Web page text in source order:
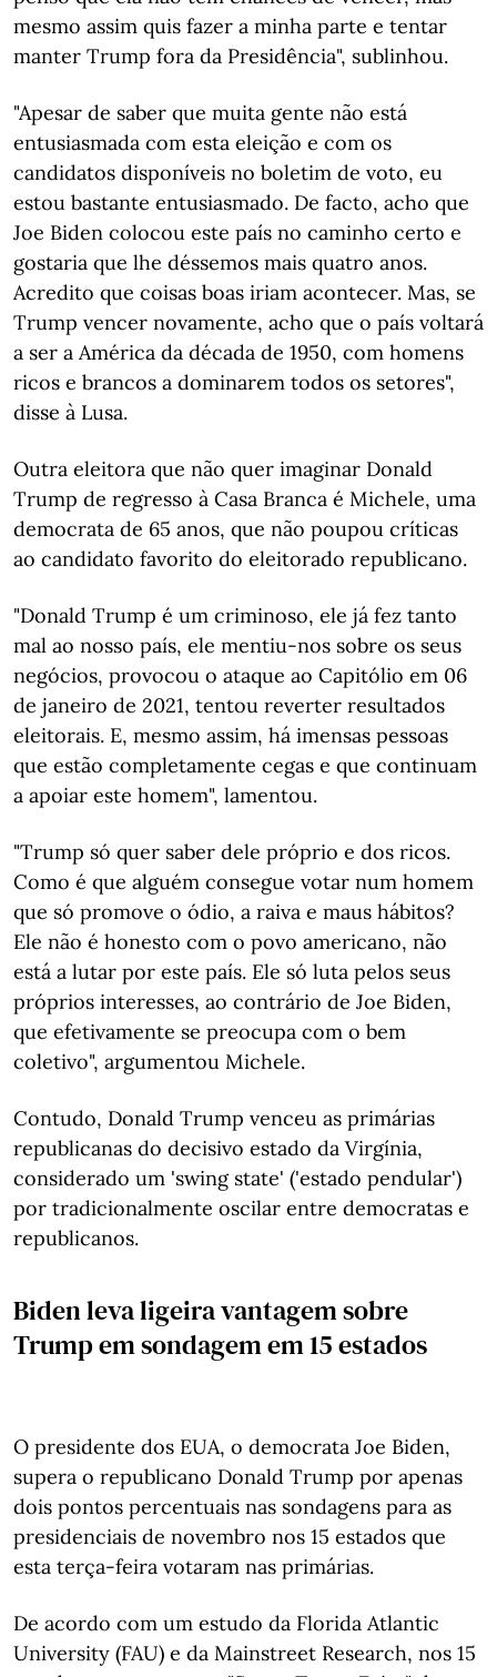
mesmo assim quis fazer a minha parte e tentar
manter Trump fora da Presidência", sublinhou.
"Apesar de saber que muita gente não está
entusiasmada com esta eleição e com os
candidatos disponíveis no boletim de voto, eu
estou bastante entusiasmado. De facto, acho que
Joe Biden colocou este país no caminho certo e
gostaria que lhe déssemos mais quatro anos.
Acredito que coisas boas iriam acontecer. Mas, se
Trump vencer novamente, acho que o país voltará
a ser a América da década de 1950, com homens
ricos e brancos a dominarem todos os setores",
disse à Lusa.
Outra eleitora que não quer imaginar Donald
Trump de regresso à Casa Branca é Michele, uma
democrata de 65 anos, que não poupou críticas
ao candidato favorito do eleitorado republicano.
"Donald Trump é um criminoso, ele já fez tanto
mal ao nosso país, ele mentiu-nos sobre os seus
negócios, provocou o ataque ao Capitólio em 06
de janeiro de 2021, tentou reverter resultados
eleitorais. E, mesmo assim, há imensas pessoas
que estão completamente cegas e que continuam
a apoiar este homem", lamentou.
"Trump só quer saber dele próprio e dos ricos.
Como é que alguém consegue votar num homem
que só promove o ódio, a raiva e maus hábitos?
Ele não é honesto com o povo americano, não
está a lutar por este país. Ele só luta pelos seus
próprios interesses, ao contrário de Joe Biden,
que efetivamente se preocupa com o bem
coletivo", argumentou Michele.
Contudo, Donald Trump venceu as primárias
republicanas do decisivo estado da Virgínia,
considerado um 'swing state' ('estado pendular')
por tradicionalmente oscilar entre democratas e
republicanos.
Biden leva ligeira vantagem sobre
Trump em sondagem em 15 estados
O presidente dos EUA, o democrata Joe Biden,
supera o republicano Donald Trump por apenas
dois pontos percentuais nas sondagens para as
presidenciais de novembro nos 15 estados que
esta terça-feira votaram nas primárias.
De acordo com um estudo da Florida Atlantic
University (FAU) e da Mainstreet Research, nos 15